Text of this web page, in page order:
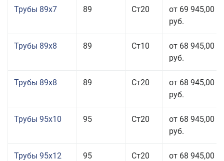
Трубы 89x7 89 Ст20
от 69 945,00
руб.
Трубы 89x8 89 Ст10
от 68 945,00
руб.
Трубы 89x8 89 Ст20
от 68 945,00
руб.
Трубы 95x10 95 Ст20
от 68 945,00
руб.
Трубы 95x12 95 Ст20
от 68 945,00